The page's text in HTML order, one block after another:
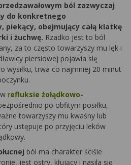
ból zazwyczaj
do konkretnego
piekący, obejmujący całą klatkę
i żuchwę. Rzadko jest to ból
za to często towarzyszy mu lęk i
piersiowej pojawia się
wysiłku, trwa co najmniej 20 minut
refluksie żołądkowo-
po obfitym posiłku,
towarzyszy mu kwaśny lub
ustępuje po przyjęciu leków
ból ma charakter ściśle
jest ostry, kłujący i nasila się